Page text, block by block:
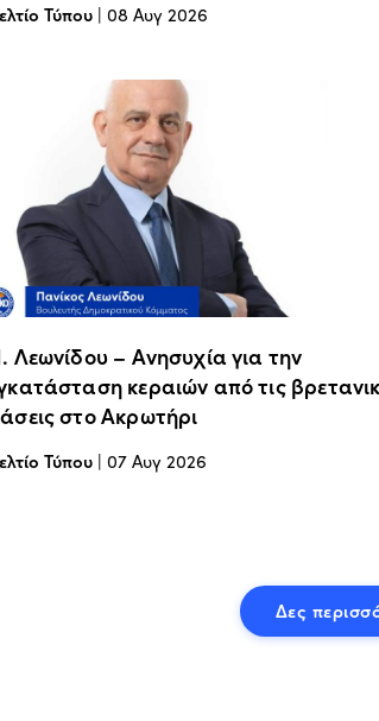
Τύπου | 08 Αυγ 2026
Λεωνίδου – Ανησυχία για την
κεραιών από τις
στο Ακρωτήρι
Τύπου | 07 Αυγ 2026
Δες